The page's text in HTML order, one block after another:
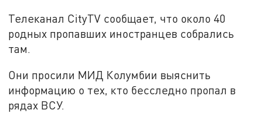
Телеканал CityTV сообщает, что около 40
родных пропавших иностранцев собрались
там.
Они просили МИД Колумбии выяснить
информацию о тех, кто бесследно пропал в
рядах ВСУ.